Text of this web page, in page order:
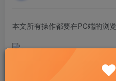
本文所有操作都要在PC端的浏
1、打开浏览器（别用IE）->推